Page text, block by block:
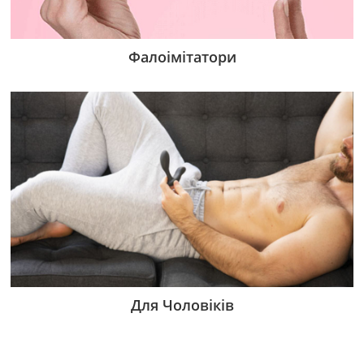
Фалоімітатори
Для Чоловіків